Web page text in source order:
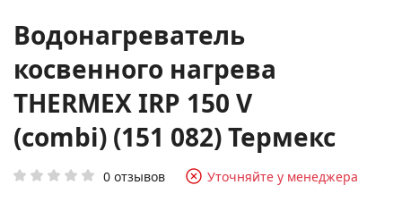
Водонагреватель
косвенного нагрева
THERMEX IRP 150 V
(combi) (151 082) Термекс
0 отзывов Уточняйте у менеджера